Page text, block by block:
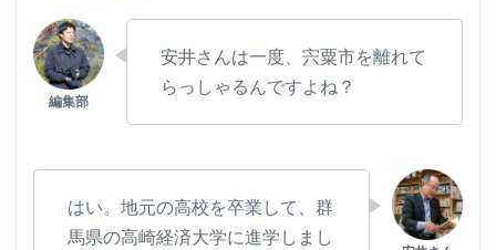
安井さんは一度、宍粟市を離れて
らっしゃるんですよね？
はい。地元の高校を卒業して、群
馬県の高崎経済大学に進学しまし